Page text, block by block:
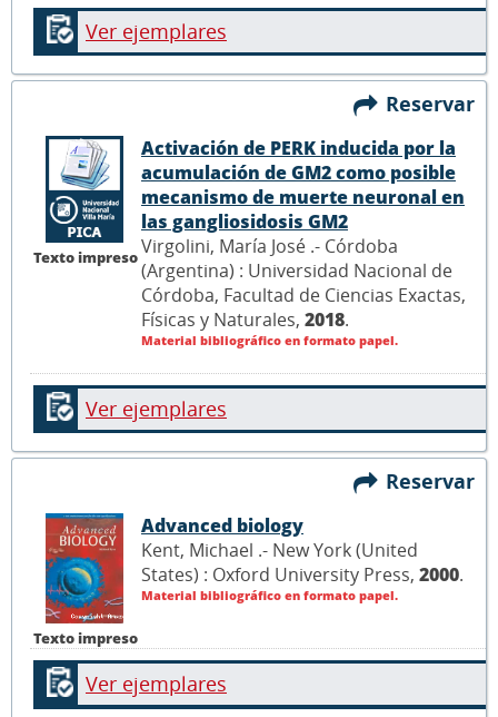
Ver ejemplares
Reservar
Texto impreso
Activación de PERK inducida por la
acumulación de GM2 como posible
mecanismo de muerte neuronal en
las gangliosidosis GM2
Virgolini, María José .- Córdoba
(Argentina) : Universidad Nacional de
Córdoba, Facultad de Ciencias Exactas,
Físicas y Naturales, 2018.
Material bibliográfico en formato papel.
Ver ejemplares
Reservar
Texto impreso
Advanced biology
Kent, Michael .- New York (United
States) : Oxford University Press, 2000.
Material bibliográfico en formato papel.
Ver ejemplares